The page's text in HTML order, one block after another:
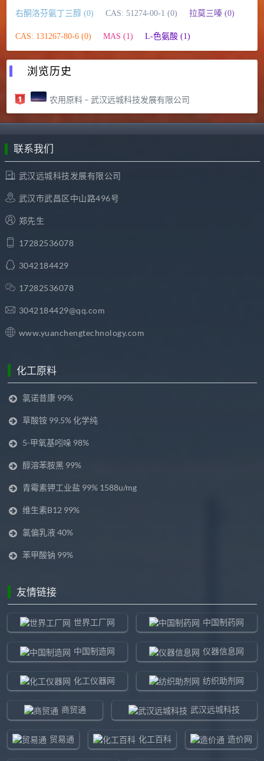
右酮洛芬氨丁三醇 (0) CAS: 51274-00-1 (0) 拉莫三嗪 (0)
CAS: 131267-80-6 (0) MAS (1) L-色氨酸 (1)
浏览历史
农用原料 – 武汉远城科技发展有限公司
联系我们
武汉远城科技发展有限公司
武汉市武昌区中山路496号
郑先生
17282536078
3042184429
17282536078
3042184429@qq.com
www.yuanchengtechnology.com
化工原料
氯诺昔康 99%
草酸铵 99.5% 化学纯
5-甲氧基吲哚 98%
醇溶苯胺黑 99%
青霉素钾工业盐 99% 1588u/mg
维生素B12 99%
氯偏乳液 40%
苯甲酸钠 99%
友情链接
世界工厂网 中国制药网
中国制造网 仪器信息网
化工仪器网 纺织助剂网
商贸通 武汉远城科技
贸易通 化工百科 造价网